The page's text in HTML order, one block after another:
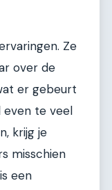
Ze
over de
er gebeurt
even te veel
krijg je
misschien
een